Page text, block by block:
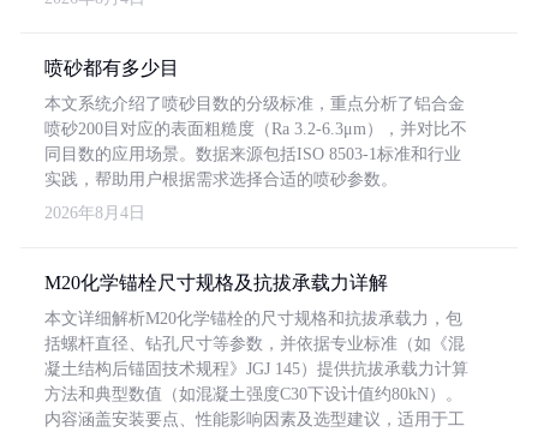
喷砂都有多少目
本文系统介绍了喷砂目数的分级标准，重点分析了铝合金
喷砂200目对应的表面粗糙度（Ra 3.2-6.3μm），并对比不
同目数的应用场景。数据来源包括ISO 8503-1标准和行业
实践，帮助用户根据需求选择合适的喷砂参数。
2026年8月4日
M20化学锚栓尺寸规格及抗拔承载力详解
本文详细解析M20化学锚栓的尺寸规格和抗拔承载力，包
括螺杆直径、钻孔尺寸等参数，并依据专业标准（如《混
凝土结构后锚固技术规程》JGJ 145）提供抗拔承载力计算
方法和典型数值（如混凝土强度C30下设计值约80kN）。
内容涵盖安装要点、性能影响因素及选型建议，适用于工